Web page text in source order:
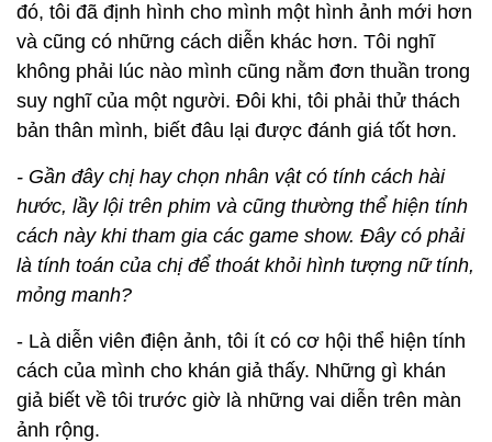
đó, tôi đã định hình cho mình một hình ảnh mới hơn
và cũng có những cách diễn khác hơn. Tôi nghĩ
không phải lúc nào mình cũng nằm đơn thuần trong
suy nghĩ của một người. Đôi khi, tôi phải thử thách
bản thân mình, biết đâu lại được đánh giá tốt hơn.
- Gần đây chị hay chọn nhân vật có tính cách hài
hước, lầy lội trên phim và cũng thường thể hiện tính
cách này khi tham gia các game show. Đây có phải
là tính toán của chị để thoát khỏi hình tượng nữ tính,
mỏng manh?
- Là diễn viên điện ảnh, tôi ít có cơ hội thể hiện tính
cách của mình cho khán giả thấy. Những gì khán
giả biết về tôi trước giờ là những vai diễn trên màn
ảnh rộng.